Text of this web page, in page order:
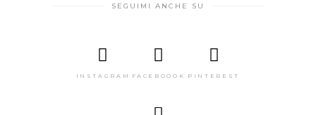
SEGUIMI ANCHE SU
INSTAGRAM FACEBOOOK PINTEREST